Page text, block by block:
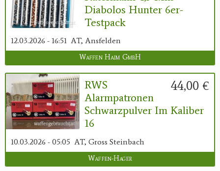
Diabolos Hunter 6er-
Testpack
12.03.2026 - 16:51 AT, Ansfelden
Waffen Haim GmbH
44,00 €
RWS
Alarmpatronen
Schwarzpulver Im Kaliber
16
10.03.2026 - 05:05 AT, Gross Steinbach
Waffen-Hager